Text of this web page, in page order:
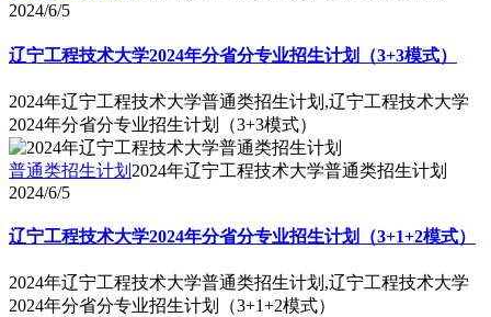
2024/6/5
辽宁工程技术大学2024年分省分专业招生计划（3+3模式）
2024年辽宁工程技术大学普通类招生计划,辽宁工程技术大学
2024年分省分专业招生计划（3+3模式）
普通类招生计划 2024年辽宁工程技术大学普通类招生计划
2024/6/5
辽宁工程技术大学2024年分省分专业招生计划（3+1+2模式）
2024年辽宁工程技术大学普通类招生计划,辽宁工程技术大学
2024年分省分专业招生计划（3+1+2模式）